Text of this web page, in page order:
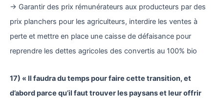
→ Garantir des prix rémunérateurs aux producteurs par des
prix planchers pour les agriculteurs, interdire les ventes à
perte et mettre en place une caisse de défaisance pour
reprendre les dettes agricoles des convertis au 100% bio
17) « Il faudra du temps pour faire cette transition, et
d’abord parce qu’il faut trouver les paysans et leur offrir